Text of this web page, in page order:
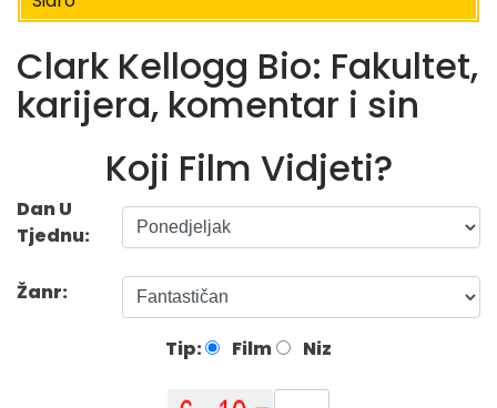
Clark Kellogg Bio: Fakultet,
karijera, komentar i sin
Koji Film Vidjeti?
Dan U
Tjednu:
Žanr:
Tip: Film Niz